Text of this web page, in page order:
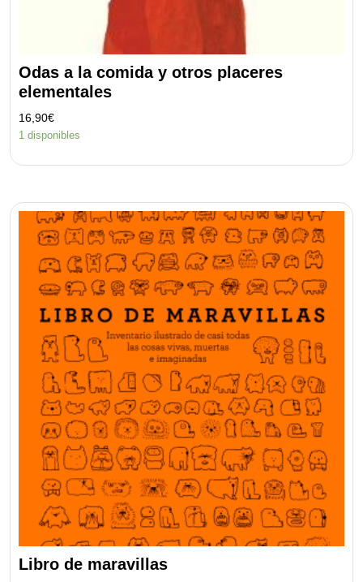
Odas a la comida y otros placeres
elementales
16,90€
1 disponibles
Libro de maravillas